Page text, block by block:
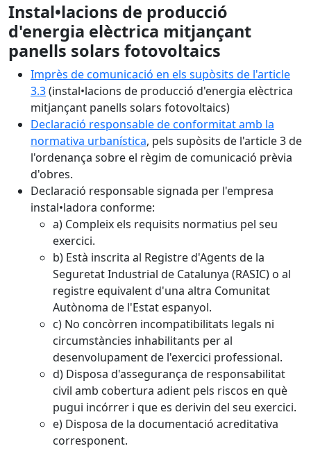
Instal•lacions de producció
d'energia elèctrica mitjançant
panells solars fotovoltaics
Imprès de comunicació en els supòsits de l'article
3.3(instal•lacions de producció d'energia elèctrica
mitjançant panells solars fotovoltaics)
Declaració responsable de conformitat amb la
normativa urbanística, pels supòsits de l'article 3 de
l'ordenança sobre el règim de comunicació prèvia
d'obres.
Declaració responsable signada per l'empresa
instal•ladora conforme:
a) Compleix els requisits normatius pel seu
exercici.
b) Està inscrita al Registre d'Agents de la
Seguretat Industrial de Catalunya (RASIC) o al
registre equivalent d'una altra Comunitat
Autònoma de l'Estat espanyol.
c) No concòrren incompatibilitats legals ni
circumstàncies inhabilitants per al
desenvolupament de l'exercici professional.
d) Disposa d'assegurança de responsabilitat
civil amb cobertura adient pels riscos en què
pugui incórrer i que es derivin del seu exercici.
e) Disposa de la documentació acreditativa
corresponent.